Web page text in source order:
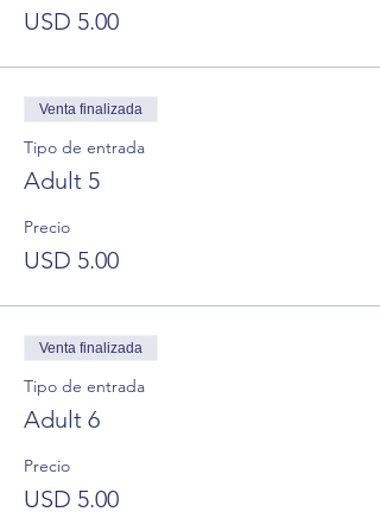
USD 5.00
Venta finalizada
Tipo de entrada
Adult 5
Precio
USD 5.00
Venta finalizada
Tipo de entrada
Adult 6
Precio
USD 5.00